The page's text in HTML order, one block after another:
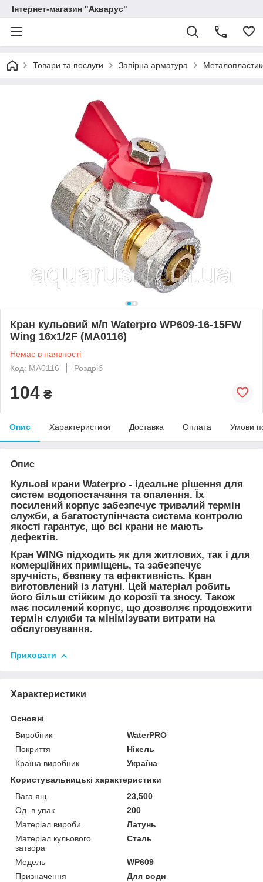
Інтернет-магазин "Акварус"
Товари та послуги Запірна арматура
Кран кульовий м/п Waterpro WP609-16-15FW
Wing 16x1/2F (MA0116)
Немає в наявності
Код: MA0116
Роздріб
104 ₴
Опис Характеристики Доставка Оплата Умови
Опис
Кульові крани Waterpro - ідеальне рішення для
систем водопостачання та опалення. Їх
посилений корпус забезпечує тривалий термін
служби, а багатоступінчаста система контролю
якості гарантує, що всі крани не мають
дефектів.
Кран WING підходить як для житлових, так і для
комерційних приміщень, та забезпечує
зручність, безпеку та ефективність. Кран
виготовлений із латуні. Цей матеріал робить
його більш стійким до корозії та зносу. Також
має посилений корпус, що дозволяє продовжити
термін служби та мінімізувати витрати на
обслуговування.
Приховати
Характеристики
Основні
Виробник
WaterPRO
Покриття
Нікель
Країна виробник
Україна
Користувальницькі характеристики
Вага ящ.
23,500
Од. в упак.
200
Матеріал вироби
Латунь
Матеріал кульового
затвора
Сталь
Мoдель
WP609
Призначення
Для води